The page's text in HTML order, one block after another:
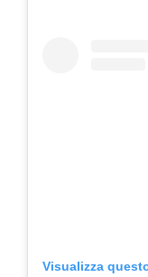
Visualizza